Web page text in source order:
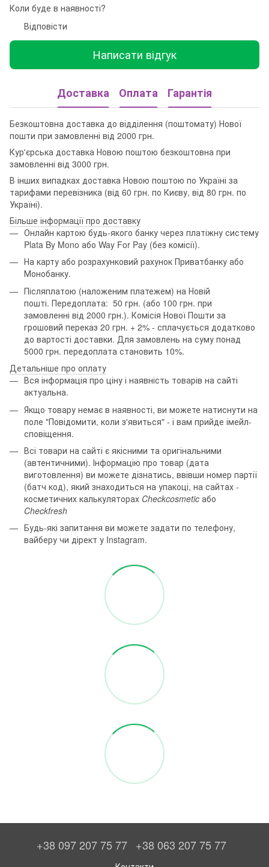
Коли буде в наявності?
Відповісти
Написати відгук
Доставка Оплата Гарантія
Безкоштовна доставка до відділення (поштомату) Нової
пошти при замовленні від 2000 грн.
Кур'єрська доставка Новою поштою безкоштовна при
замовленні від 3000 грн.
В інших випадках доставка Новою поштою по Україні за
тарифами перевізника (від 60 грн. по Києву, від 80 грн. по
Україні).
Більше інформації про доставку
Онлайн картою будь-якого банку через платіжну систему
Plata By Mono або Way For Pay (без комісії).
На карту або розрахунковий рахунок Приватбанку або
Монобанку.
Післяплатою (наложеним платежем) на Новій
пошті. Передоплата: 50 грн. (або 100 грн. при
замовленні від 2000 грн.). Комісія Нової Пошти за
грошовий переказ 20 грн. + 2% - сплачується додатково
до вартості доставки. Для замовлень на суму понад
5000 грн. передоплата становить 10%.
Детальніше про оплату
Вся інформація про ціну і наявність товарів на сайті
актуальна.
Якщо товару немає в наявності, ви можете натиснути на
поле "Повідомити, коли з'явиться" - і вам прийде імейл-
сповіщення.
Всі товари на сайті є якісними та оригінальними
(автентичними). Інформацію про товар (дата
виготовлення) ви можете дізнатись, ввівши номер партії
(батч код), який знаходиться на упакоці, на сайтах -
косметичних калькуляторах Checkcosmetic або
Checkfresh
Будь-які запитання ви можете задати по телефону,
вайберу чи дірект у Instagram.
+38 097 207 75 77 +38 063 207 75 77